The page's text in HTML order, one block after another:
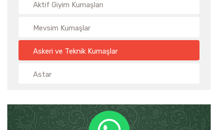
Aktif Giyim Kumaşları
Mevsim Kumaşlar
Askeri ve Teknik Kumaşlar
Astar